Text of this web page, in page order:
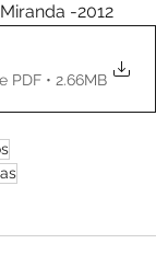
-2012
PDF • 2.66MB